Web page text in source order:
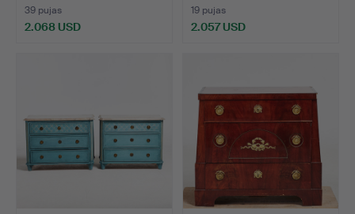
39 pujas
2.068 USD
19 pujas
2.057 USD